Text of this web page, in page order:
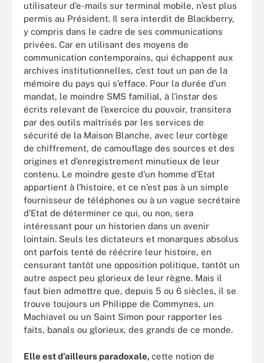
utilisateur d’e-mails sur terminal mobile, n’est plus
permis au Président. Il sera interdit de Blackberry,
y compris dans le cadre de ses communications
privées. Car en utilisant des moyens de
communication contemporains, qui échappent aux
archives institutionnelles, c’est tout un pan de la
mémoire du pays qui s’efface. Pour la durée d’un
mandat, le moindre SMS familial, à l’instar des
écrits relevant de l’exercice du pouvoir, transitera
par des outils maîtrisés par les services de
sécurité de la Maison Blanche, avec leur cortège
de chiffrement, de camouflage des sources et des
origines et d’enregistrement minutieux de leur
contenu. Le moindre geste d’un homme d’Etat
appartient à l’histoire, et ce n’est pas à un simple
fournisseur de téléphones ou à un vague secrétaire
d’Etat de déterminer ce qui, ou non, sera
intéressant pour un historien dans un avenir
lointain. Seuls les dictateurs et monarques absolus
ont parfois tenté de réécrire leur histoire, en
censurant tantôt une opposition politique, tantôt un
autre aspect peu glorieux de leur règne. Mais il
faut bien admettre que, depuis 5 ou 6 siècles, il se
trouve toujours un Philippe de Commynes, un
Machiavel ou un Saint Simon pour rapporter les
faits, banals ou glorieux, des grands de ce monde.
Elle est d’ailleurs paradoxale, cette notion de